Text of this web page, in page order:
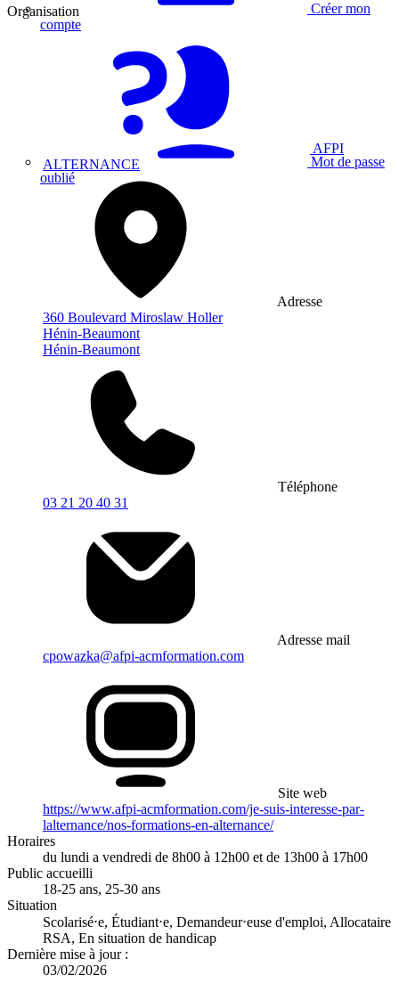
Créer mon
compte
Mot de passe
oublié
Organisation
AFPI
ALTERNANCE
Adresse
360 Boulevard Miroslaw Holler
Hénin-Beaumont
Hénin-Beaumont
Téléphone
03 21 20 40 31
Adresse mail
cpowazka@afpi-acmformation.com
Site web
https://www.afpi-acmformation.com/je-suis-interesse-par-
lalternance/nos-formations-en-alternance/
Horaires
du lundi a vendredi de 8h00 à 12h00 et de 13h00 à 17h00
Public accueilli
18-25 ans, 25-30 ans
Situation
Scolarisé⋅e, Étudiant⋅e, Demandeur⋅euse d'emploi, Allocataire
RSA, En situation de handicap
Dernière mise à jour :
03/02/2026